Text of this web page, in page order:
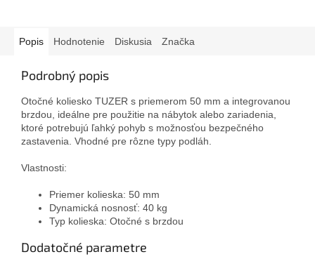
Popis Hodnotenie Diskusia Značka
Podrobný popis
Otočné koliesko TUZER s priemerom 50 mm a integrovanou
brzdou, ideálne pre použitie na nábytok alebo zariadenia,
ktoré potrebujú ľahký pohyb s možnosťou bezpečného
zastavenia. Vhodné pre rôzne typy podláh.
Vlastnosti:
Priemer kolieska: 50 mm
Dynamická nosnosť: 40 kg
Typ kolieska: Otočné s brzdou
Dodatočné parametre